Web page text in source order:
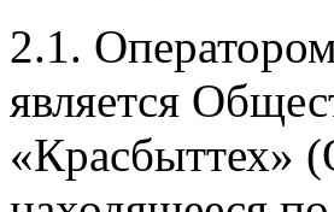
2.1.
является
«Красбыттех»